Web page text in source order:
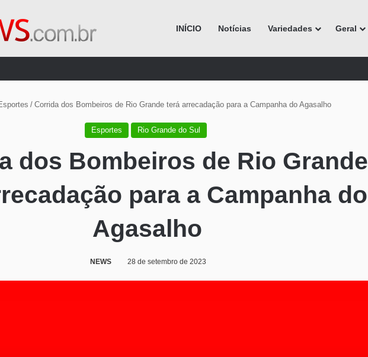
INÍCIO Notícias Variedades Geral
/ Corrida dos Bombeiros de Rio Grande terá arrecadação para a Campanha do Agasalho
Esportes Rio Grande do Sul
dos Bombeiros de Rio Grande
para a Campanha do
Agasalho
NEWS 28 de setembro de 2023